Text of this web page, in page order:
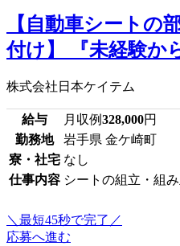
【自動車シートの
付け】 『未経験か
株式会社日本ケイテム
給与 月収例328,000円
勤務地
岩手県 金ケ崎町
寮・社宅 なし
仕事内容 シートの組立・組
＼最短45秒で完了／
応募へ進む